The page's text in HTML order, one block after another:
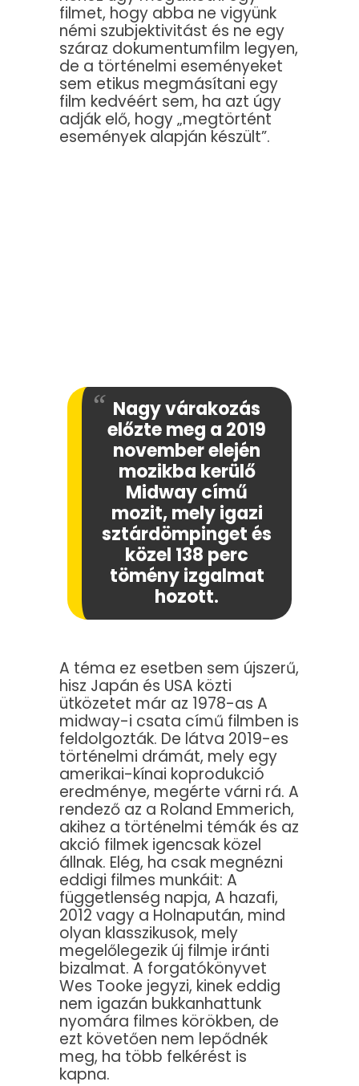
filmet, hogy abba ne vigyünk
némi szubjektivitást és ne egy
száraz dokumentumfilm legyen,
de a történelmi eseményeket
sem etikus megmásítani egy
film kedvéért sem, ha azt úgy
adják elő, hogy „megtörtént
események alapján készült”.
Nagy várakozás
előzte meg a 2019
november elején
mozikba kerülő
Midway című
mozit, mely igazi
sztárdömpinget és
közel 138 perc
tömény izgalmat
hozott.
A téma ez esetben sem újszerű,
hisz Japán és USA közti
ütközetet már az 1978-as A
midway-i csata című filmben is
feldolgozták. De látva 2019-es
történelmi drámát, mely egy
amerikai-kínai koprodukció
eredménye, megérte várni rá. A
rendező az a Roland Emmerich,
akihez a történelmi témák és az
akció filmek igencsak közel
állnak. Elég, ha csak megnézni
eddigi filmes munkáit: A
függetlenség napja, A hazafi,
2012 vagy a Holnapután, mind
olyan klasszikusok, mely
megelőlegezik új filmje iránti
bizalmat. A forgatókönyvet
Wes Tooke jegyzi, kinek eddig
nem igazán bukkanhattunk
nyomára filmes körökben, de
ezt követően nem lepődnék
meg, ha több felkérést is
kapna.